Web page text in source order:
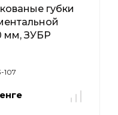
губки
мм, ЗУБР
107